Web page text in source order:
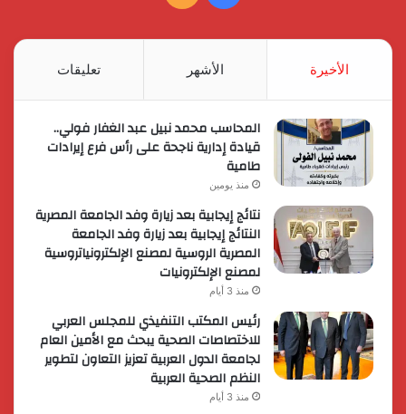
الأخيرة الأشهر تعليقات
المحاسب محمد نبيل عبد الغفار فولي..
قيادة إدارية ناجحة على رأس فرع إيرادات
طامية
منذ يومين
نتائج إيجابية بعد زيارة وفد الجامعة المصرية
النتائج إيجابية بعد زيارة وفد الجامعة
المصرية الروسية لمصنع الإلكترونياتروسية
لمصنع الإلكترونيات
منذ 3 أيام
رئيس المكتب التنفيذي للمجلس العربي
للاختصاصات الصحية يبحث مع الأمين العام
لجامعة الدول العربية تعزيز التعاون لتطوير
النظم الصحية العربية
منذ 3 أيام